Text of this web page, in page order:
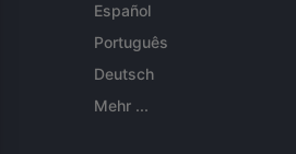
Español
Português
Deutsch
Mehr ...